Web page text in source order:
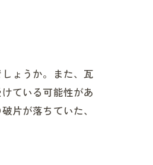
ょうか。また、瓦
ている可能性があ
片が落ちていた、